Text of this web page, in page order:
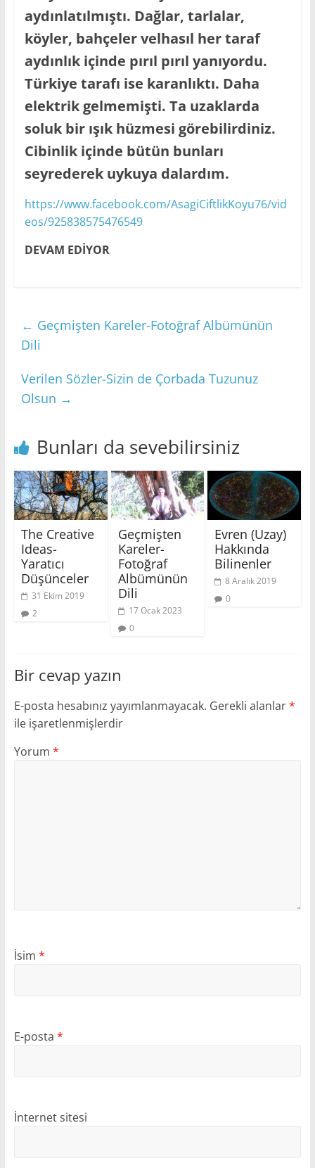
aydınlatılmıştı. Dağlar, tarlalar,
köyler, bahçeler velhasıl her taraf
aydınlık içinde pırıl pırıl yanıyordu.
Türkiye tarafı ise karanlıktı. Daha
elektrik gelmemişti. Ta uzaklarda
soluk bir ışık hüzmesi görebilirdiniz.
Cibinlik içinde bütün bunları
seyrederek uykuya dalardım.
https://www.facebook.com/AsagiCiftlikKoyu76/vid
eos/925838575476549
DEVAM EDİYOR
← Geçmişten Kareler-Fotoğraf Albümünün
Dili
Verilen Sözler-Sizin de Çorbada Tuzunuz
Olsun →
Bunları da sevebilirsiniz
The Creative
Ideas-
Yaratıcı
Düşünceler
31 Ekim 2019
2
Geçmişten
Kareler-
Fotoğraf
Albümünün
Dili
17 Ocak 2023
0
Evren (Uzay)
Hakkında
Bilinenler
8 Aralık 2019
0
Bir cevap yazın
E-posta hesabınız yayımlanmayacak. Gerekli alanlar*
ile işaretlenmişlerdir
Yorum *
İsim *
E-posta *
İnternet sitesi